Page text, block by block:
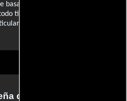
basa en unos diálogos muy
tipo de espectadores y
a los aficionados al
de